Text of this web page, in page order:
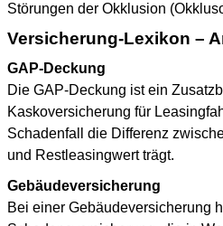
Störungen der Okklusion
Versicherung-Lexikon –
GAP-Deckung
Die GAP-Deckung ist ein
Kaskoversicherung für
Schadenfall die Differenz
und Restleasingwert trägt.
Gebäudeversicherung
Bei einer Gebäudeversicherung